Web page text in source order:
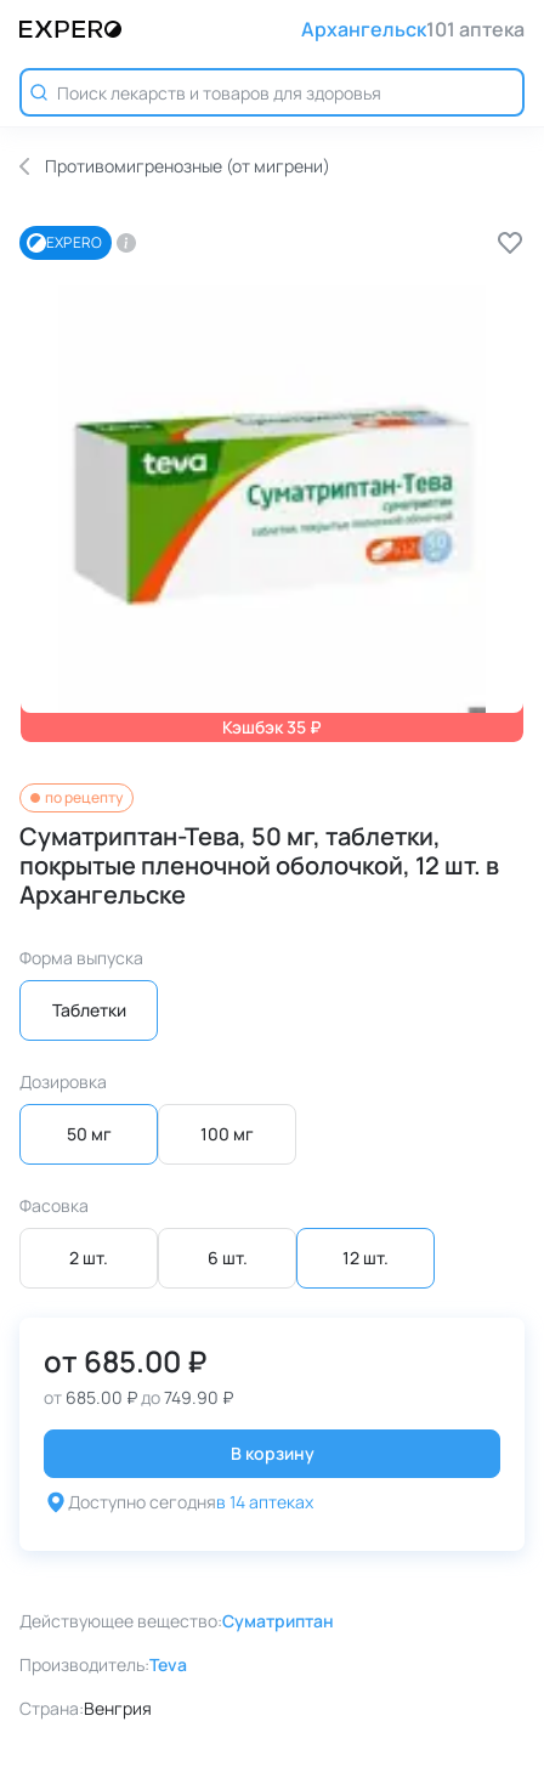
Архангельск101 аптека
Противомигренозные (от мигрени)
EXPERO
Кэшбэк 35 ₽
по рецепту
Суматриптан-Тева, 50 мг, таблетки,
покрытые пленочной оболочкой, 12 шт. в
Архангельске
Форма выпуска
Таблетки
Дозировка
50 мг 100 мг
Фасовка
2 шт. 6 шт. 12 шт.
от 685.00 ₽
от 685.00 ₽до749.90 ₽
В корзину
Доступно сегодняв 14 аптеках
Действующее вещество:Суматриптан
Производитель:Teva
Страна:Венгрия